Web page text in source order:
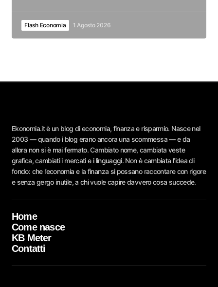
Flash Economia 1 Agosto 2026
Ekonomia.it è un blog di economia, finanza e risparmio. Nasce nel
2003 — quando i blog erano ancora una scommessa — e da
allora non si è mai fermato. Cambiato nome, cambiata veste
grafica, cambiati i mercati e i linguaggi. Non è cambiata l’idea di
fondo: che l’economia e la finanza si possano raccontare con rigore
e senza gergo inutile, a chi vuole capire davvero cosa succede.
Home
Come nasce
KB Meter
Contatti